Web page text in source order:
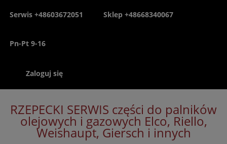
Serwis +48603672051 Sklep +48668340067
Pn-Pt 9-16
Zaloguj się
RZEPECKI SERWIS części do palników
olejowych i gazowych Elco, Riello,
Weishaupt, Giersch i innych